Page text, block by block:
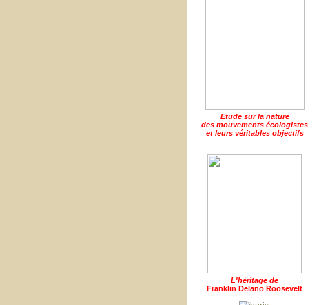
Etude sur la nature
des mouvements écologistes
et leurs véritables objectifs
L'héritage de
Franklin Delano Roosevelt